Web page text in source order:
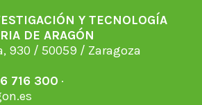
Y TECNOLOGÍA
DE ARAGÓN
930 / 50059 / Zaragoza
716 300 ·